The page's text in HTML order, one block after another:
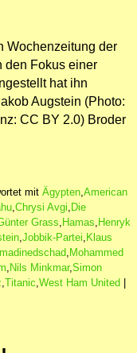
Wochenzeitung der
den Fokus einer
hat ihn
Augstein (Photo:
CC BY 2.0) Broder
mit Ägypten American
Chrysi Avgi Die
Grass Hamas Henryk
Jobbik-Partei Klaus
Mohammed
Nils Minkmar, Simon
Titanic West Ham United